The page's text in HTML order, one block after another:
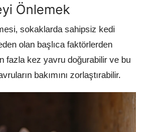
Önlemek
sokaklarda sahipsiz kedi
olan başlıca faktörlerden
fazla kez yavru doğurabilir ve bu
bakımını zorlaştırabilir.